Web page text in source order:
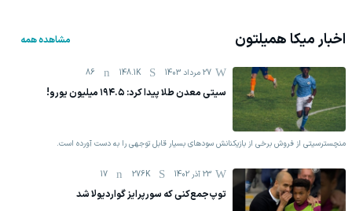
اخبارمیکا همیلتون مشاهده همه
27 مرداد 1403 148.1K
86
سیتی معدن طلا پیدا کرد: ۱۹۴.۵ میلیون یورو!
منچسترسیتی از فروش برخی از بازیکنانش سودهای بسیار قابل توجهی را به دست آورده است.
23 آذر 1402 276K
17
توپ‌جمع‌کنی که سورپرایز گواردیولا شد